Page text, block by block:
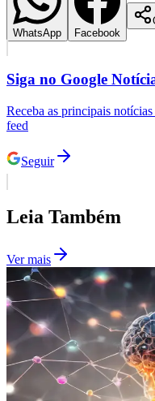
Ceará
Siga no Google Notícias
Receba as principais notícias
feed
Seguir
Leia Também
Ver mais